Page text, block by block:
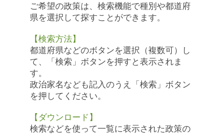
ご希望の政策は、検索機能で種別や都道府
県を選択して探すことができます。
【検索方法】
都道府県などのボタンを選択（複数可）し
て、「検索」ボタンを押すと表示されま
す。
政治家名なども記入のうえ「検索」ボタン
を押してください。
【ダウンロード】
検索などを使って一覧に表示された政策の